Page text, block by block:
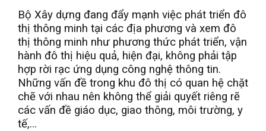
Bộ Xây dựng đang đẩy mạnh việc phát triển đô
thị thông minh tại các địa phương và xem đô
thị thông minh như phương thức phát triển, vận
hành đô thị hiệu quả, hiện đại, không phải tập
hợp rời rạc ứng dụng công nghệ thông tin.
Những vấn đề trong khu đô thị có quan hệ chặt
chẽ với nhau nên không thể giải quyết riêng rẽ
các vấn đề giáo dục, giao thông, môi trường, y
tế,…